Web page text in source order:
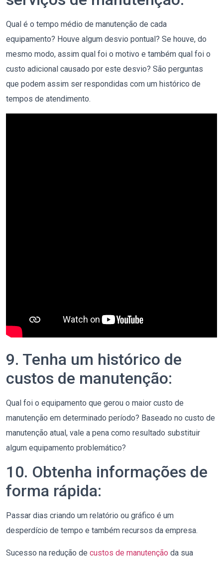
Qual é o tempo médio de manutenção de cada
equipamento? Houve algum desvio pontual? Se houve, do
mesmo modo, assim qual foi o motivo e também qual foi o
custo adicional causado por este desvio? São perguntas
que podem assim ser respondidas com um histórico de
tempos de atendimento.
9. Tenha um histórico de
custos de manutenção:
Qual foi o equipamento que gerou o maior custo de
manutenção em determinado período? Baseado no custo de
manutenção atual, vale a pena como resultado substituir
algum equipamento problemático?
10. Obtenha informações de
forma rápida:
Passar dias criando um relatório ou gráfico é um
desperdício de tempo e também recursos da empresa.
Sucesso na redução de custos de manutenção da sua